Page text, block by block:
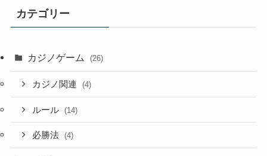
カテゴリー
カジノゲーム (26)
カジノ関連 (4)
ルール (14)
必勝法 (4)